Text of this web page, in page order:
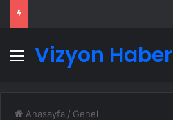
Menü
Vizyon Haber
Anasayfa / Genel